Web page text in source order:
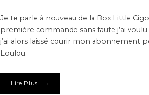
Je te parle à nouveau de la Box Little
première commande sans faute j’ai
j’ai alors laissé courir mon abonnement
Loulou.
Lire Plus →